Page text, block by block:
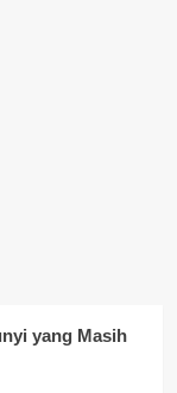
yang Masih